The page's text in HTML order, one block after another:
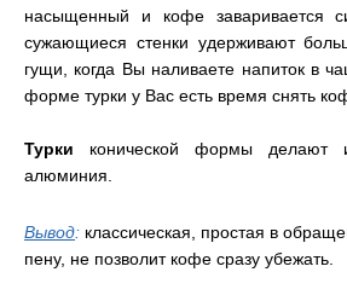
насыщенный и кофе заваривается
сужающиеся стенки удерживают
гущи, когда Вы наливаете напиток в
форме турки у Вас есть время снять
Турки конической формы делают
алюминия.
Вывод: классическая, простая в
пену, не позволит кофе сразу убежать.